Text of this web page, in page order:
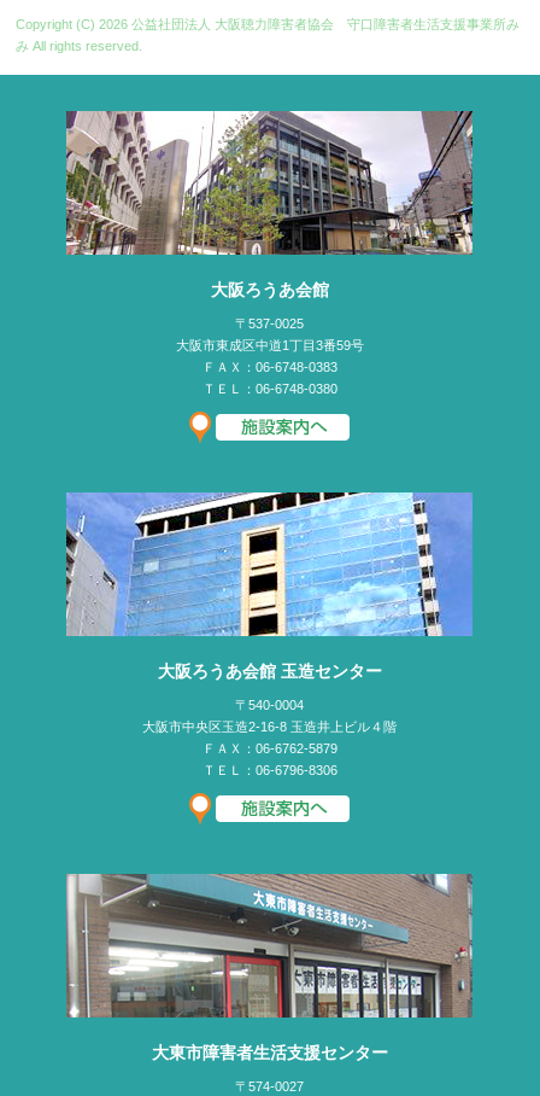
Copyright (C) 2026公益社団法人 大阪聴力障害者協会 守口障害者生活支援事業所み
み All rights reserved.
大阪ろうあ会館
〒537-0025
大阪市東成区中道1丁目3番59号
ＦＡＸ：06-6748-0383
ＴＥＬ：06-6748-0380
大阪ろうあ会館 玉造センター
〒540-0004
大阪市中央区玉造2-16-8 玉造井上ビル４階
ＦＡＸ：06-6762-5879
ＴＥＬ：06-6796-8306
大東市障害者生活支援センター
〒574-0027